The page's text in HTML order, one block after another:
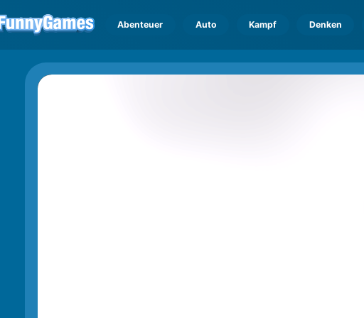
Abenteuer Auto Kampf Denken